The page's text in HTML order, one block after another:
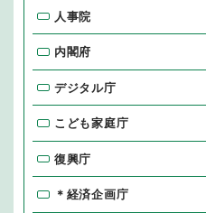
人事院
内閣府
デジタル庁
こども家庭庁
復興庁
＊経済企画庁